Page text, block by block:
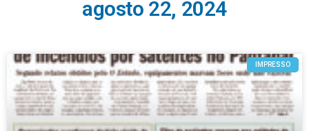
agosto 22, 2024
IMPRESSO